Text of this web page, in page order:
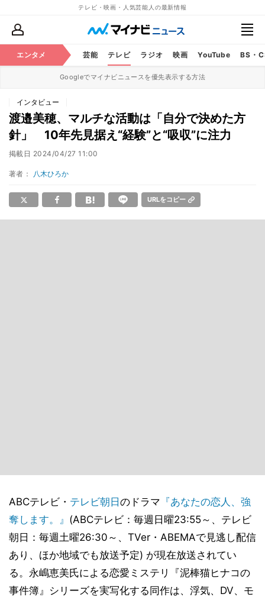
テレビ・映画・人気芸能人の最新情報
エンタメ 芸能 テレビ ラジオ 映画 YouTube BS・
Googleでマイナビニュースを優先表示する方法
インタビュー
渡邉美穂、マルチな活動は「自分で決めた方
針」 10年先見据え“経験”と“吸収”に注力
掲載日 2024/04/27 11:00
著者： 八木ひろか
URLをコピー
ABCテレビ・ テレビ朝日 のドラマ 『あなたの恋人、強
奪します。』 (ABCテレビ：毎週日曜23:55～、テレビ
朝日：毎週土曜26:30～、TVer・ABEMAで見逃し配信
あり、ほか地域でも放送予定) が現在放送されてい
る。永嶋恵美氏による恋愛ミステリ『泥棒猫ヒナコの
事件簿』シリーズを実写化する同作は、浮気、DV、モ